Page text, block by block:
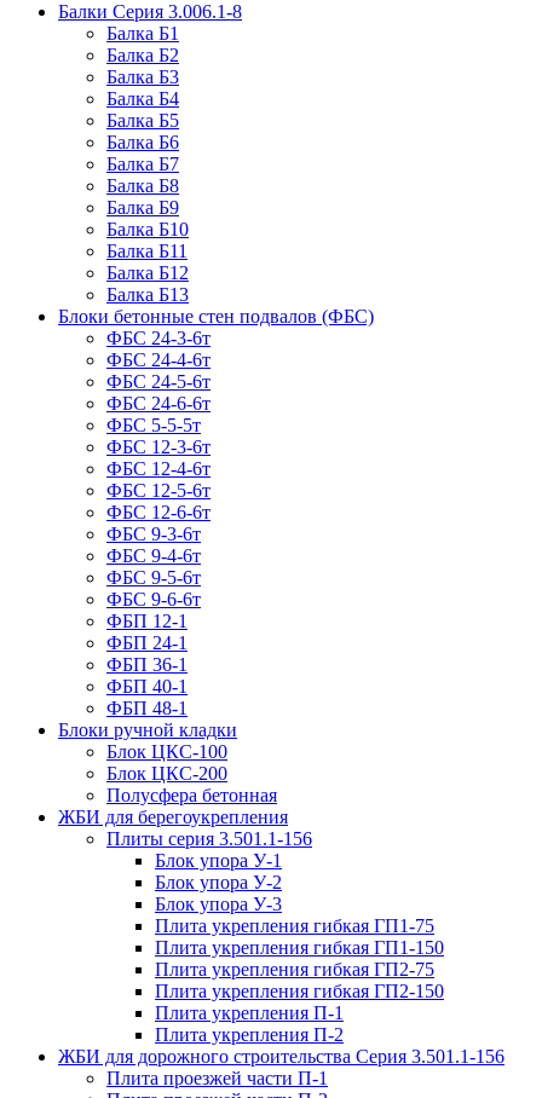
Балки Cерия 3.006.1-8
Балка Б1
Балка Б2
Балка Б3
Балка Б4
Балка Б5
Балка Б6
Балка Б7
Балка Б8
Балка Б9
Балка Б10
Балка Б11
Балка Б12
Балка Б13
Блоки бетонные стен подвалов (ФБС)
ФБС 24-3-6т
ФБС 24-4-6т
ФБС 24-5-6т
ФБС 24-6-6т
ФБС 5-5-5т
ФБС 12-3-6т
ФБС 12-4-6т
ФБС 12-5-6т
ФБС 12-6-6т
ФБС 9-3-6т
ФБС 9-4-6т
ФБС 9-5-6т
ФБС 9-6-6т
ФБП 12-1
ФБП 24-1
ФБП 36-1
ФБП 40-1
ФБП 48-1
Блоки ручной кладки
Блок ЦКС-100
Блок ЦКС-200
Полусфера бетонная
ЖБИ для берегоукрепления
Плиты серия 3.501.1-156
Блок упора У-1
Блок упора У-2
Блок упора У-3
Плита укрепления гибкая ГП1-75
Плита укрепления гибкая ГП1-150
Плита укрепления гибкая ГП2-75
Плита укрепления гибкая ГП2-150
Плита укрепления П-1
Плита укрепления П-2
ЖБИ для дорожного строительства Серия 3.501.1-156
Плита проезжей части П-1